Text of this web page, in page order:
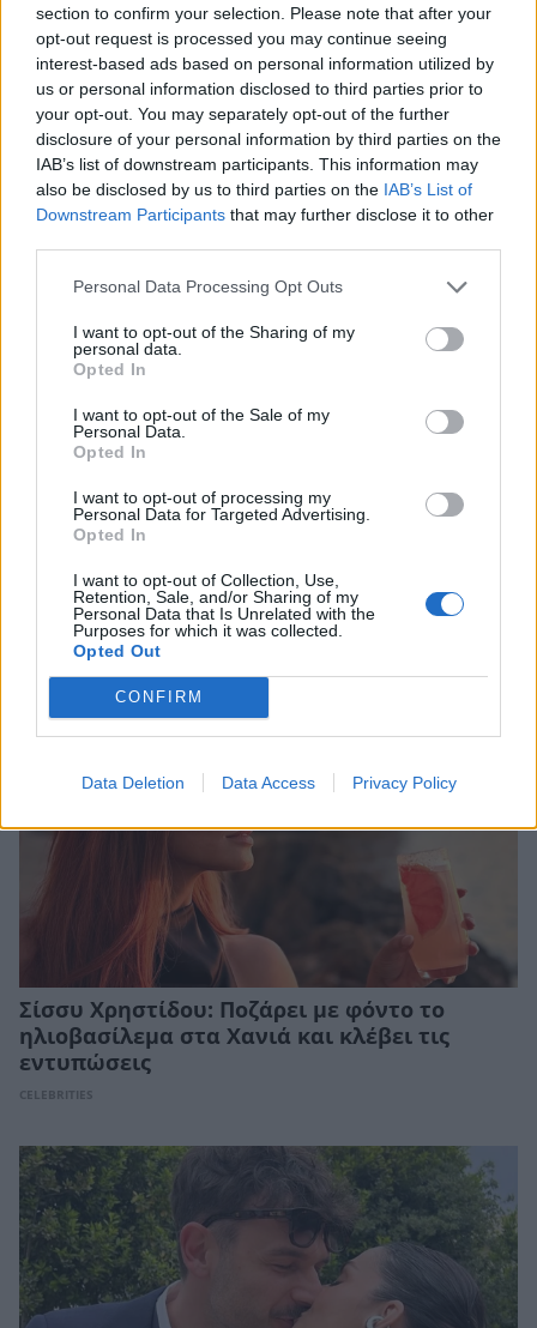
section to confirm your selection. Please note that after your
opt-out request is processed you may continue seeing
interest-based ads based on personal information utilized by
us or personal information disclosed to third parties prior to
your opt-out. You may separately opt-out of the further
disclosure of your personal information by third parties on the
IAB’s list of downstream participants. This information may
also be disclosed by us to third parties on the IAB’s List of
Downstream Participants that may further disclose it to other
Personal Data Processing Opt Outs
I want to opt-out of the Sharing of my
personal data.
Opted In
I want to opt-out of the Sale of my
Personal Data.
Opted In
I want to opt-out of processing my
Personal Data for Targeted Advertising.
Opted In
I want to opt-out of Collection, Use,
Retention, Sale, and/or Sharing of my
Personal Data that Is Unrelated with the
Purposes for which it was collected.
Opted Out
CONFIRM
Data Deletion Data Access Privacy Policy
Αλεξάνδρα Νίκα: Η νέα ανάρτηση με τον γιο
της Βασίλη και τα στιγμιότυπα στο σκάφος
CELEBRITIES
Ο Δημήτρης Σαμόλης εξομολογείται: «Έχω
υπάρξει πολύ κακοποιητικός»
CELEBRITIES
Σίσσυ Χρηστίδου: Ποζάρει με φόντο το
ηλιοβασίλεμα στα Χανιά και κλέβει τις
εντυπώσεις
CELEBRITIES